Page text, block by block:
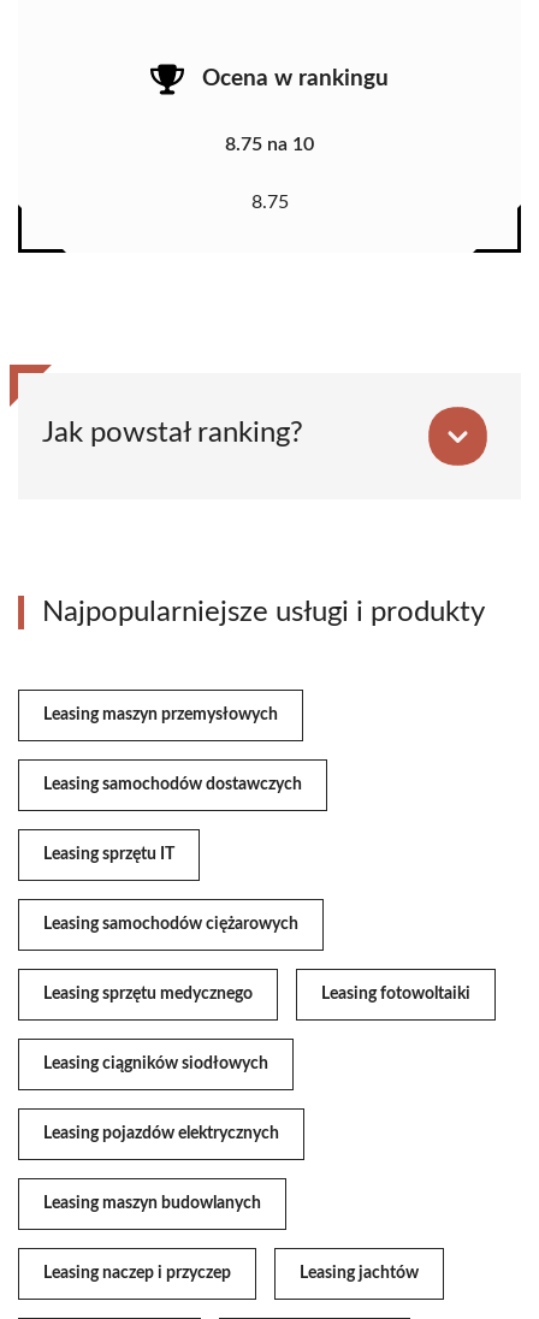
Ocena w rankingu
8.75 na 10
8.75
Jak powstał ranking?
Najpopularniejsze usługi i produkty
Leasing maszyn przemysłowych
Leasing samochodów dostawczych
Leasing sprzętu IT
Leasing samochodów ciężarowych
Leasing sprzętu medycznego Leasing fotowoltaiki
Leasing ciągników siodłowych
Leasing pojazdów elektrycznych
Leasing maszyn budowlanych
Leasing naczep i przyczep Leasing jachtów